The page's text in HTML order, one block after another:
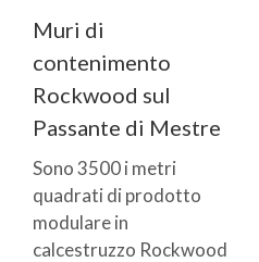
Muri di
contenimento
Rockwood sul
Passante di Mestre
Sono 3500 i metri
quadrati di prodotto
modulare in
calcestruzzo Rockwood